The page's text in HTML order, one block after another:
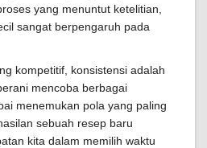
yang menuntut ketelitian,
sangat berpengaruh pada
kompetitif, konsistensi adalah
mencoba berbagai
menemukan pola yang paling
sebuah resep baru
kita dalam memilih waktu